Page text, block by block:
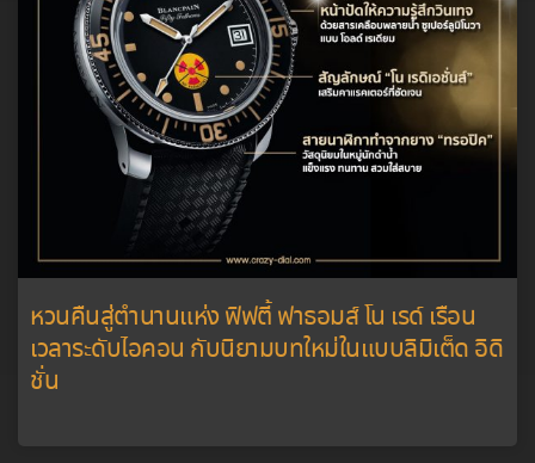
หวนคืนสู่ตำนานแห่ง ฟิฟตี้ ฟาธอมส์ โน เรด์ เรือน
เวลาระดับไอคอน กับนิยามบทใหม่ในแบบลิมิเต็ด อิดิ
ชั่น